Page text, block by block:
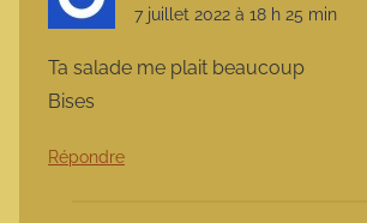
7 juillet 2022 à 18 h 25 min
Ta salade me plait beaucoup
Bises
Répondre